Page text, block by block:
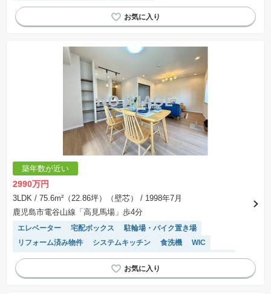
築年数が近い
2990万円
3LDK / 75.6m²（22.86坪）（壁芯）
/ 1998年7月
鹿児島市電谷山線「高見馬場」歩4分
エレベーター 宅配ボックス
駐輪場・バイク置き場
リフォーム済み物件
システムキッチン 食洗機
WIC
駐車場(普通車)あり
対面キッチン
モニター付きインターホン
駐車場空き